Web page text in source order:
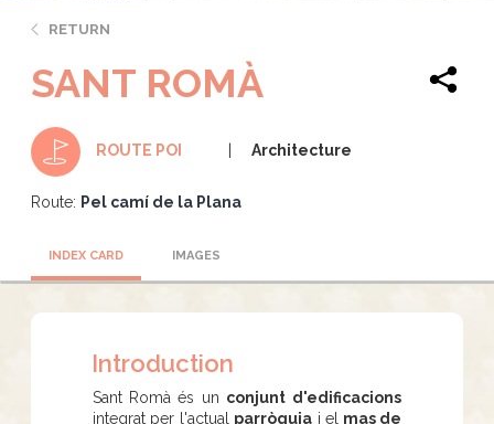
RETURN
SANT ROMÀ
ROUTE POI Architecture
Route: Pel camí de la Plana
INDEX CARD IMAGES
Introduction
Sant Romà és un conjunt d'edificacions
integrat per l'actual parròquia i el mas de